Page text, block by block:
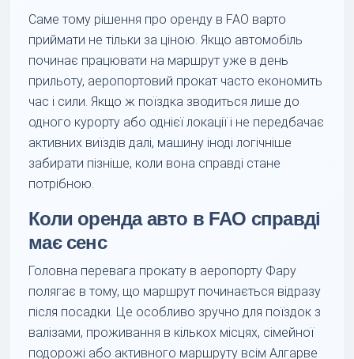
Саме тому рішення про оренду в FAO варто
приймати не тільки за ціною. Якщо автомобіль
починає працювати на маршрут уже в день
прильоту, аеропортовий прокат часто економить
час і сили. Якщо ж поїздка зводиться лише до
одного курорту або однієї локації і не передбачає
активних виїздів далі, машину іноді логічніше
забирати пізніше, коли вона справді стане
потрібною.
Коли оренда авто в FAO справді
має сенс
Головна перевага прокату в аеропорту Фару
полягає в тому, що маршрут починається відразу
після посадки. Це особливо зручно для поїздок з
валізами, проживання в кількох місцях, сімейної
подорожі або активного маршруту всім Алгарве